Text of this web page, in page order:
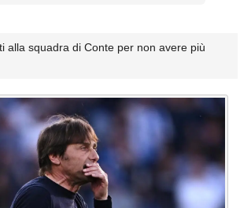
alla squadra di Conte per non avere più